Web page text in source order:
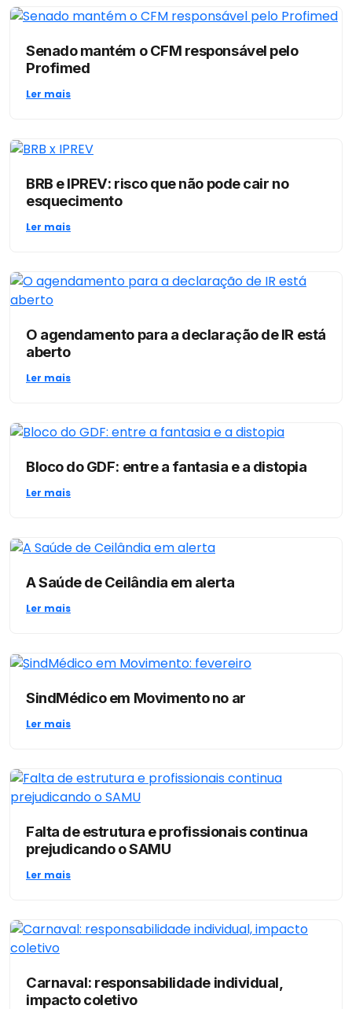
Senado mantém o CFM responsável pelo
Profimed
Ler mais
BRB e IPREV: risco que não pode cair no
esquecimento
Ler mais
O agendamento para a declaração de IR está
aberto
Ler mais
Bloco do GDF: entre a fantasia e a distopia
Ler mais
A Saúde de Ceilândia em alerta
Ler mais
SindMédico em Movimento no ar
Ler mais
Falta de estrutura e profissionais continua
prejudicando o SAMU
Ler mais
Carnaval: responsabilidade individual,
impacto coletivo